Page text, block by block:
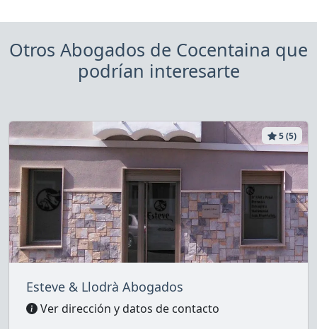
Otros Abogados de Cocentaina que
podrían interesarte
5 (5)
Esteve & Llodrà Abogados
Ver dirección y datos de contacto